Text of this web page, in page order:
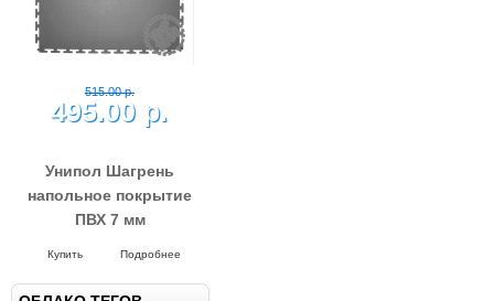
435.00 р.
напольное покрытие из
плиток ПВХ